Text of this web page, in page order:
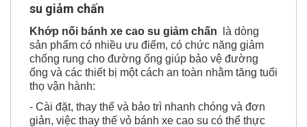
su giảm chấn
Khớp nối bánh xe cao su giảm chấn
là dòng
sản phẩm có nhiều ưu điểm, có chức năng giảm
chống rung cho đường ống giúp bảo vệ đường
ống và các thiết bị một cách an toàn nhằm tăng tuổi
thọ vận hành:
- Cài đặt, thay thế và bảo trì nhanh chóng và đơn
giản, việc thay thế vỏ bánh xe cao su có thể thực